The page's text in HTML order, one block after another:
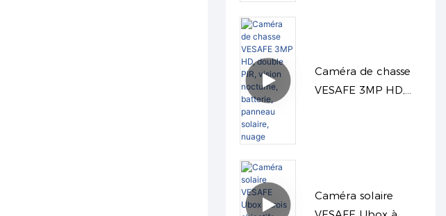
Caméra de chasse
VESAFE 3MP HD,
Caméra solaire